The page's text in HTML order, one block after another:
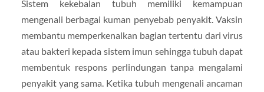
Sistem kekebalan tubuh memiliki kemampuan
mengenali berbagai kuman penyebab penyakit. Vaksin
membantu memperkenalkan bagian tertentu dari virus
atau bakteri kepada sistem imun sehingga tubuh dapat
membentuk respons perlindungan tanpa mengalami
penyakit yang sama. Ketika tubuh mengenali ancaman